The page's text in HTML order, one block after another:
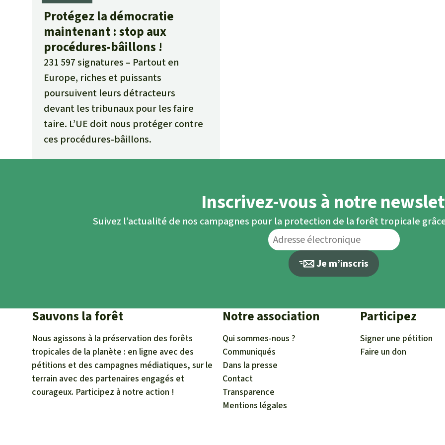
Protégez la démocratie
maintenant : stop aux
procédures-bâillons !
231 597 signatures
Partout en
Europe, riches et puissants
poursuivent leurs détracteurs
devant les tribunaux pour les faire
taire. L’UE doit nous protéger contre
ces procédures-bâillons.
Inscrivez-vous à notre
Suivez l’actualité de nos campagnes pour la protection de la forêt tropicale
Je m’inscris
Sauvons la forêt
Nous agissons à la préservation des forêts
tropicales de la planète : en ligne avec des
pétitions et des campagnes médiatiques, sur le
terrain avec des partenaires engagés et
courageux. Participez à notre action !
Notre association
Qui sommes-nous ?
Communiqués
Dans la presse
Contact
Transparence
Mentions légales
Participez
Signer une pétition
Faire un don